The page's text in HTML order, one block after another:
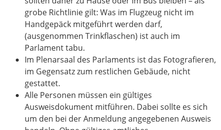
grobe Richtlinie gilt: Was im Flugzeug nicht im
Handgepäck mitgeführt werden darf,
(ausgenommen Trinkflaschen) ist auch im
Parlament tabu.
Im Plenarsaal des Parlaments ist das Fotografieren,
im Gegensatz zum restlichen Gebäude, nicht
gestattet.
Alle Personen müssen ein gültiges
Ausweisdokument mitführen. Dabei sollte es sich
um den bei der Anmeldung angegebenen Ausweis